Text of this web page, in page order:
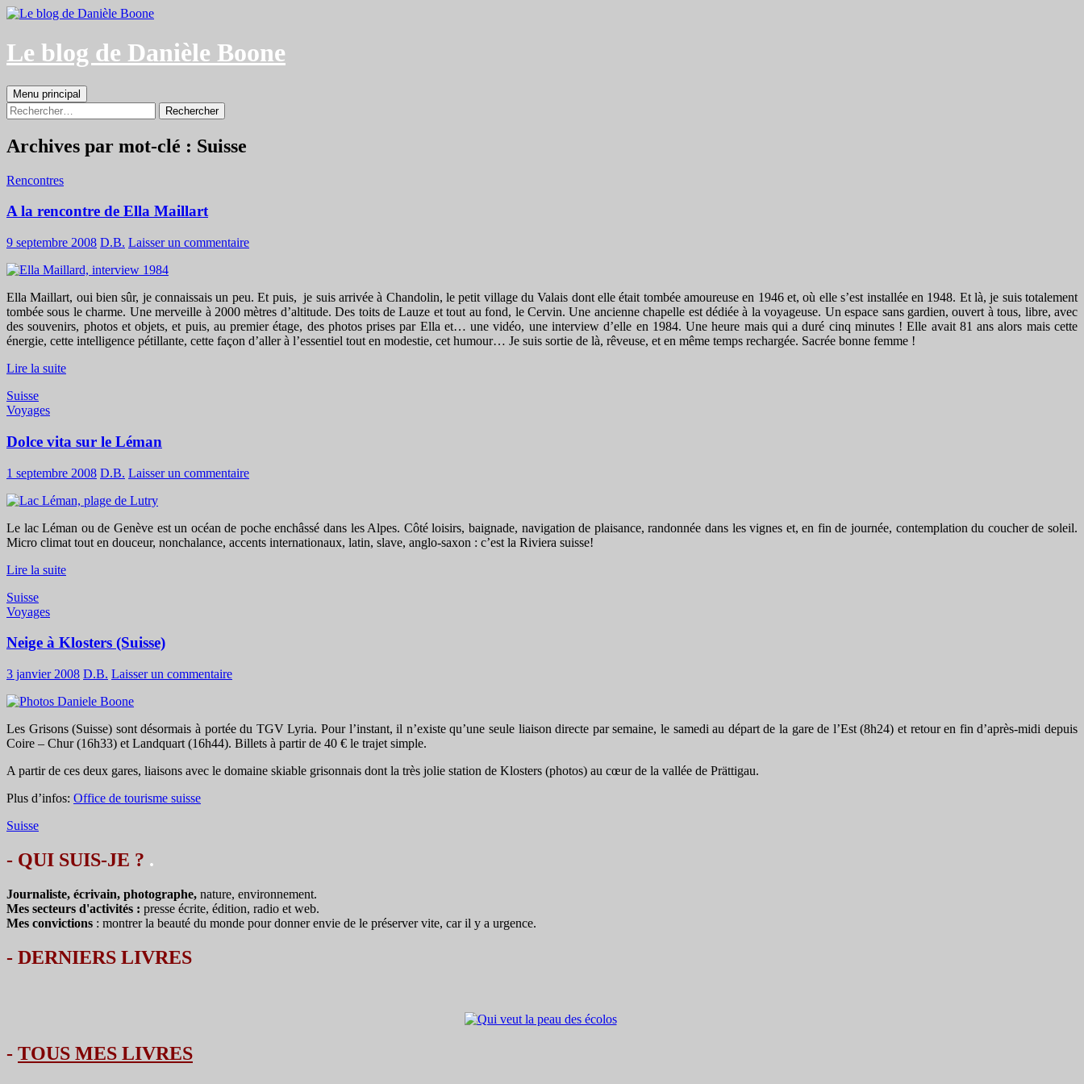
Aller
contenu
Le blog de Danièle Boone
Recherche
Menu principal
Rechercher :
Archives par mot-clé : Suisse
Rencontres
A la rencontre de Ella Maillart
9 septembre 2008 D.B. Laisser un commentaire
Ella Maillart, oui bien sûr, je connaissais un peu. Et puis, je suis arrivée à Chandolin, le petit village du Valais dont elle était tombée amoureuse en 1946 et, où elle s’est installée en 1948. Et là, je suis totalement
tombée sous le charme. Une merveille à 2000 mètres d’altitude. Des toits de Lauze et tout au fond, le Cervin. Une ancienne chapelle est dédiée à la voyageuse. Un espace sans gardien, ouvert à tous, libre, avec
des souvenirs, photos et objets, et puis, au premier étage, des photos prises par Ella et… une vidéo, une interview d’elle en 1984. Une heure mais qui a duré cinq minutes ! Elle avait 81 ans alors mais cette
énergie, cette intelligence pétillante, cette façon d’aller à l’essentiel tout en modestie, cet humour… Je suis sortie de là, rêveuse, et en même temps rechargée. Sacrée bonne femme !
Lire la suite
Suisse
Voyages
Dolce vita sur le Léman
1 septembre 2008 D.B. Laisser un commentaire
Le lac Léman ou de Genève est un océan de poche enchâssé dans les Alpes. Côté loisirs, baignade, navigation de plaisance, randonnée dans les vignes et, en fin de journée, contemplation du coucher de soleil.
Micro climat tout en douceur, nonchalance, accents internationaux, latin, slave, anglo-saxon : c’est la Riviera suisse!
Lire la suite
Suisse
Voyages
Neige à Klosters (Suisse)
3 janvier 2008 D.B. Laisser un commentaire
Les Grisons (Suisse) sont désormais à portée du TGV Lyria. Pour l’instant, il n’existe qu’une seule liaison directe par semaine, le samedi au départ de la gare de l’Est (8h24) et retour en fin d’après-midi depuis
Coire – Chur (16h33) et Landquart (16h44). Billets à partir de 40 € le trajet simple.
A partir de ces deux gares, liaisons avec le domaine skiable grisonnais dont la très jolie station de Klosters (photos) au cœur de la vallée de Prättigau.
Plus d’infos: Office de tourisme suisse
Suisse
- QUI SUIS-JE ? .
Journaliste, écrivain, photographe, nature, environnement.
Mes secteurs d'activités : presse écrite, édition, radio et web.
Mes convictions : montrer la beauté du monde pour donner envie de le préserver vite, car il y a urgence.
- DERNIERS LIVRES
- TOUS MES LIVRES